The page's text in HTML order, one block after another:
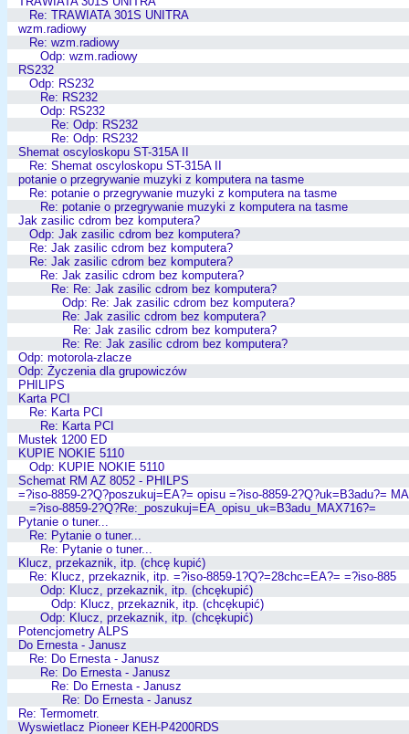
Re: TRAWIATA 301S UNITRA
wzm.radiowy
Re: wzm.radiowy
Odp: wzm.radiowy
RS232
Odp: RS232
Re: RS232
Odp: RS232
Re: Odp: RS232
Re: Odp: RS232
Shemat oscyloskopu ST-315A II
Re: Shemat oscyloskopu ST-315A II
potanie o przegrywanie muzyki z komputera na tasme
Re: potanie o przegrywanie muzyki z komputera na tasme
Re: potanie o przegrywanie muzyki z komputera na tasme
Jak zasilic cdrom bez komputera?
Odp: Jak zasilic cdrom bez komputera?
Re: Jak zasilic cdrom bez komputera?
Re: Jak zasilic cdrom bez komputera?
Re: Jak zasilic cdrom bez komputera?
Re: Re: Jak zasilic cdrom bez komputera?
Odp: Re: Jak zasilic cdrom bez komputera?
Re: Jak zasilic cdrom bez komputera?
Re: Jak zasilic cdrom bez komputera?
Re: Re: Jak zasilic cdrom bez komputera?
Odp: motorola-zlacze
Odp: Życzenia dla grupowiczów
PHILIPS
Karta PCI
Re: Karta PCI
Re: Karta PCI
Mustek 1200 ED
KUPIE NOKIE 5110
Odp: KUPIE NOKIE 5110
Schemat RM AZ 8052 - PHILPS
=?iso-8859-2?Q?poszukuj=EA?= opisu =?iso-8859-2?Q?uk=B3adu?=
=?iso-8859-2?Q?Re:_poszukuj=EA_opisu_uk=B3adu_MAX716?=
Pytanie o tuner...
Re: Pytanie o tuner...
Re: Pytanie o tuner...
Klucz, przekaznik, itp. (chcę kupić)
Re: Klucz, przekaznik, itp. =?iso-8859-1?Q?=28chc=EA?= =?iso-885
Odp: Klucz, przekaznik, itp. (chcękupić)
Odp: Klucz, przekaznik, itp. (chcękupić)
Odp: Klucz, przekaznik, itp. (chcękupić)
Potencjometry ALPS
Do Ernesta - Janusz
Re: Do Ernesta - Janusz
Re: Do Ernesta - Janusz
Re: Do Ernesta - Janusz
Re: Do Ernesta - Janusz
Re: Termometr.
Wyswietlacz Pioneer KEH-P4200RDS